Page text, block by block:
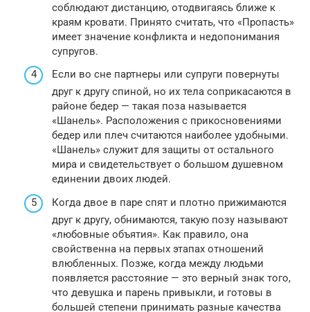
соблюдают дистанцию, отодвигаясь ближе к
краям кровати. Принято считать, что «Пропасть»
имеет значение конфликта и недопонимания
супругов.
Если во сне партнеры или супруги повернуты
друг к другу спиной, но их тела соприкасаются в
районе бедер — такая поза называется
«Шанель». Расположения с прикосновениями
бедер или плеч считаются наиболее удобными.
«Шанель» служит для защиты от остального
мира и свидетельствует о большом душевном
единении двоих людей.
Когда двое в паре спят и плотно прижимаются
друг к другу, обнимаются, такую позу называют
«любовные объятия». Как правило, она
свойственна на первых этапах отношений
влюбленных. Позже, когда между людьми
появляется расстояние — это верный знак того,
что девушка и парень привыкли, и готовы в
большей степени принимать разные качества